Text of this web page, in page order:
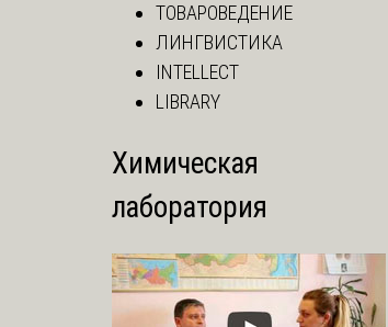
ТОВАРОВЕДЕНИЕ
ЛИНГВИСТИКА
INTELLECT
LIBRARY
Химическая
лаборатория